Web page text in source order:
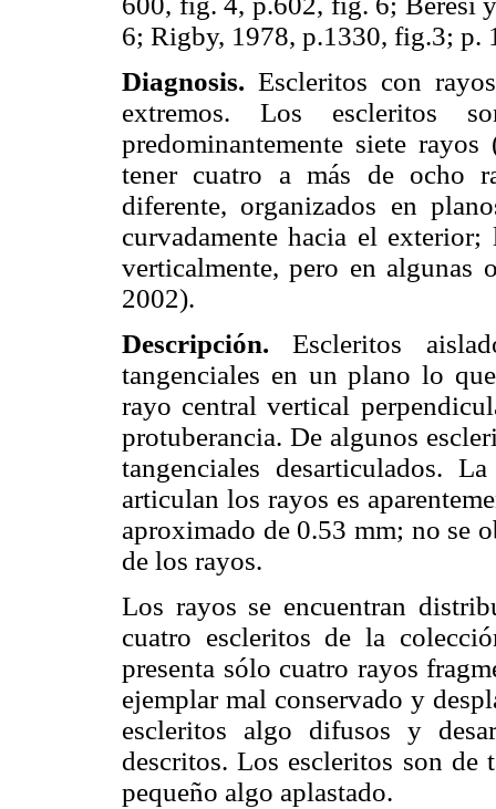
6; Rigby, 1978, p.1330, fig.3; p.
Diagnosis. Escleritos con
extremos. Los escleritos
predominantemente siete
tener cuatro a más de ocho
diferente, organizados en
curvadamente hacia el
verticalmente, pero en algunas
2002).
Descripción. Escleritos
tangenciales en un plano lo
rayo central vertical
protuberancia. De algunos
tangenciales desarticulados.
articulan los rayos es
aproximado de 0.53 mm; no se
de los rayos.
Los rayos se encuentran
cuatro escleritos de la
presenta sólo cuatro rayos
ejemplar mal conservado y
escleritos algo difusos y
descritos. Los escleritos son de
pequeño algo aplastado.